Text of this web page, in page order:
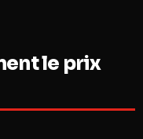
le prix